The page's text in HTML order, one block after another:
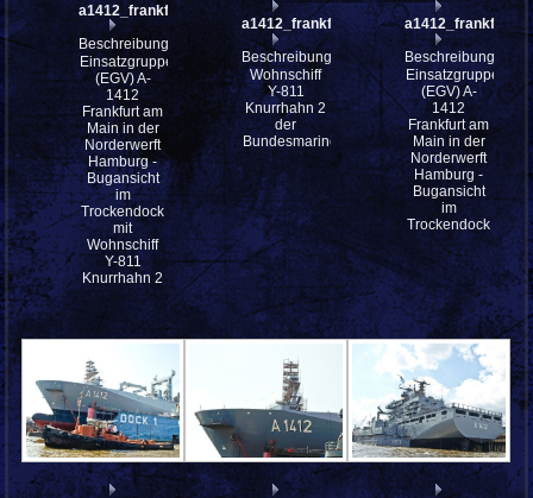
a1412_frankfurt_am_main__4182862_stitch
Beschreibung:
Einsatzgruppenversorger
(EGV) A-
1412
Frankfurt am
Main in der
Norderwerft
Hamburg -
Bugansicht
im
Trockendock
mit
Wohnschiff
Y-811
Knurrhahn 2
a1412_frankfurt_am_main__4182861
Beschreibung:
Wohnschiff
Y-811
Knurrhahn 2
der
Bundesmarine
Beschreibung:
(EGV) A-
1412
Frankfurt am
Main in der
Norderwerft
Hamburg -
Bugansicht
im
Trockendock